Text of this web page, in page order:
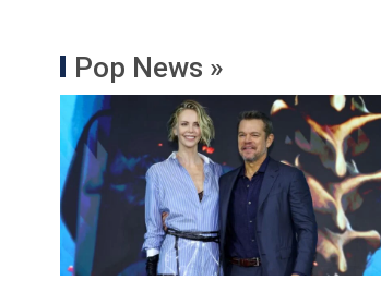
Pop News »